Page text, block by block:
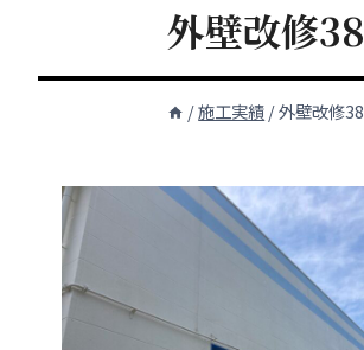
外壁改修38
/施工実績/外壁改修38